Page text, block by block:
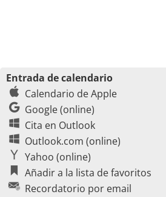
Entrada de calendario
Calendario de Apple
Google (online)
Cita en Outlook
Outlook.com (online)
Yahoo (online)
Añadir a la lista de favoritos
Recordatorio por email